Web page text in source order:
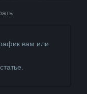
вам или